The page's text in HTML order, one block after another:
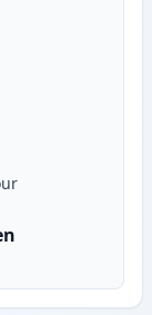
TN3170